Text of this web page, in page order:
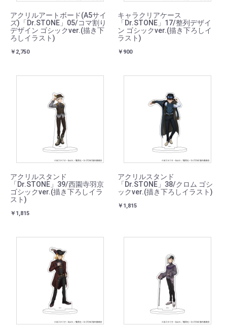
アクリルアートボード(A5サイ
ズ)「Dr.STONE」05/コマ割り
デザイン ゴシックver.(描き下
ろしイラスト)
￥2,750
キャラクリアケース
「Dr.STONE」17/整列デザイ
ン ゴシックver.(描き下ろしイ
ラスト)
￥900
アクリルスタンド
「Dr.STONE」39/西園寺羽京
ゴシックver.(描き下ろしイラ
スト)
￥1,815
アクリルスタンド
「Dr.STONE」38/クロム ゴシ
ックver.(描き下ろしイラスト)
￥1,815